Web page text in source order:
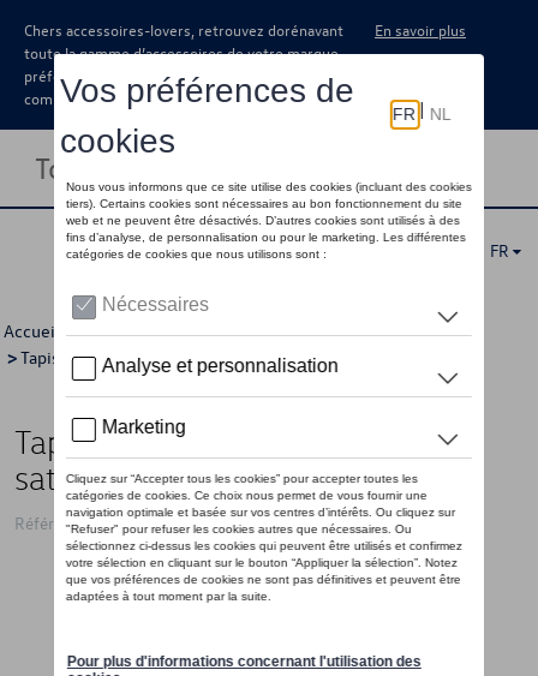
Chers accessoires-lovers, retrouvez dorénavant
toute la gamme d’accessoires de votre marque
préférée sous forme de catalogue à
commander auprès de votre concessionaire.
En savoir plus
Toggle navigation
FR
Accueil >Catalogue Volkswagen >Confort et protection
>Tapis et coquilles de coffre > Détail
Tapis de coffre réversible, Noir
satiné
Référence: 3J0061210